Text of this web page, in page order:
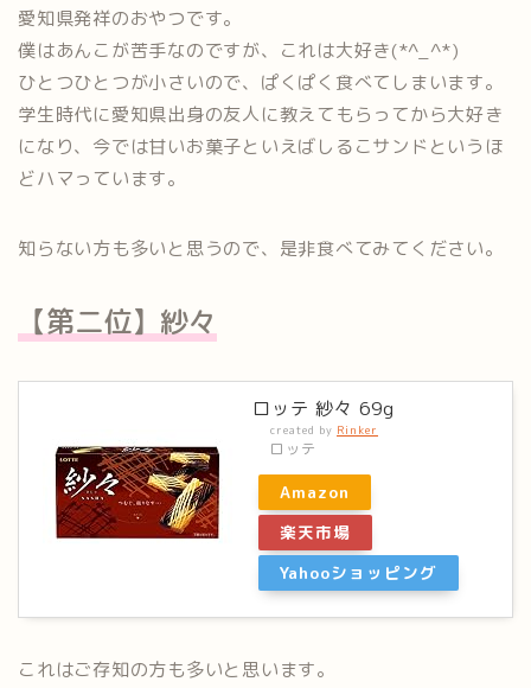
愛知県発祥のおやつです。
僕はあんこが苦手なのですが、これは大好き(*^_^*)
ひとつひとつが小さいので、ぱくぱく食べてしまいます。
学生時代に愛知県出身の友人に教えてもらってから大好き
になり、今では甘いお菓子といえばしるこサンドというほ
どハマっています。
知らない方も多いと思うので、是非食べてみてください。
【第二位】紗々
ロッテ 紗々 69g
created by Rinker
ロッテ
Amazon
楽天市場
Yahooショッピング
これはご存知の方も多いと思います。